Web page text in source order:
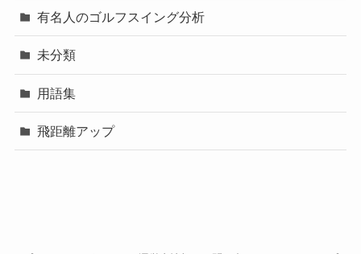
有名人のゴルフスイング分析
未分類
用語集
飛距離アップ